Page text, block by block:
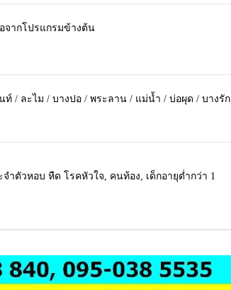
จากโปรแกรมข้างต้น
/ ละไม / บางปอ / พระลาน / แม่น้ำ / บ่อผุด / บางรัก
ำตัวหอบ หืด โรคหัวใจ, คนท้อง, เด็กอายุต่ำกว่า 1